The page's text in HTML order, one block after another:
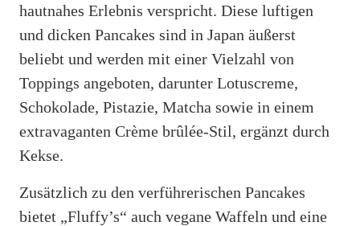
hautnahes Erlebnis verspricht. Diese luftigen
und dicken Pancakes sind in Japan äußerst
beliebt und werden mit einer Vielzahl von
Toppings angeboten, darunter Lotuscreme,
Schokolade, Pistazie, Matcha sowie in einem
extravaganten Crème brûlée-Stil, ergänzt durch
Kekse.
Zusätzlich zu den verführerischen Pancakes
bietet „Fluffy’s“ auch vegane Waffeln und eine